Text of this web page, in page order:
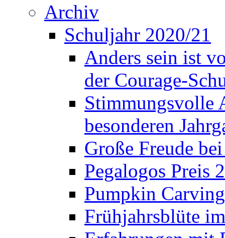
Archiv
Schuljahr 2020/21
Anders sein ist
der Courage-
Stimmungsvolle
besonderen
Große Freude
Pegalogos Preis
Pumpkin
Frühjahrsblüte